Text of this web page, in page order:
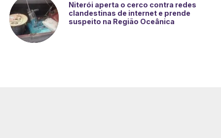
Niterói aperta o cerco contra redes
clandestinas de internet e prende
suspeito na Região Oceânica